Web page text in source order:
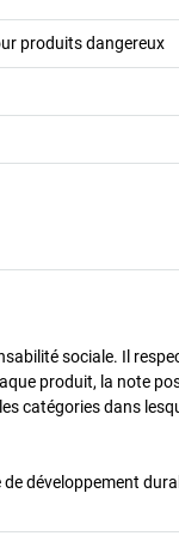
produits dangereux
sociale. Il
produit, la note
catégories dans
développement